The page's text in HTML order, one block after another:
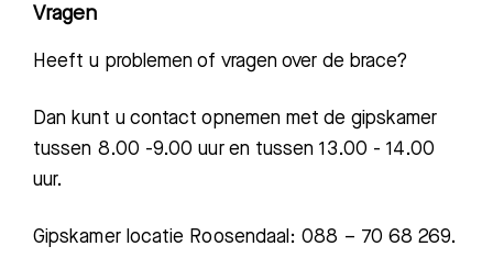
Vragen
Heeft u problemen of vragen over de brace?
Dan kunt u contact opnemen met de gipskamer
tussen 8.00 -9.00 uur en tussen 13.00 - 14.00
uur.
Gipskamer locatie Roosendaal:088 – 70 68 269.